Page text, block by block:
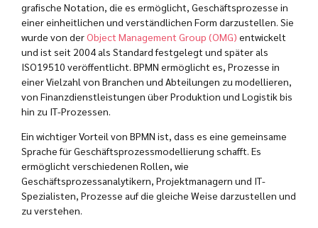
grafische Notation, die es ermöglicht, Geschäftsprozesse in
einer einheitlichen und verständlichen Form darzustellen. Sie
wurde von derObject Management Group (OMG) entwickelt
und ist seit 2004 als Standard festgelegt und später als
ISO19510 veröffentlicht. BPMN ermöglicht es, Prozesse in
einer Vielzahl von Branchen und Abteilungen zu modellieren,
von Finanzdienstleistungen über Produktion und Logistik bis
hin zu IT-Prozessen.
Ein wichtiger Vorteil von BPMN ist, dass es eine gemeinsame
Sprache für Geschäftsprozessmodellierung schafft. Es
ermöglicht verschiedenen Rollen, wie
Geschäftsprozessanalytikern, Projektmanagern und IT-
Spezialisten, Prozesse auf die gleiche Weise darzustellen und
zu verstehen.